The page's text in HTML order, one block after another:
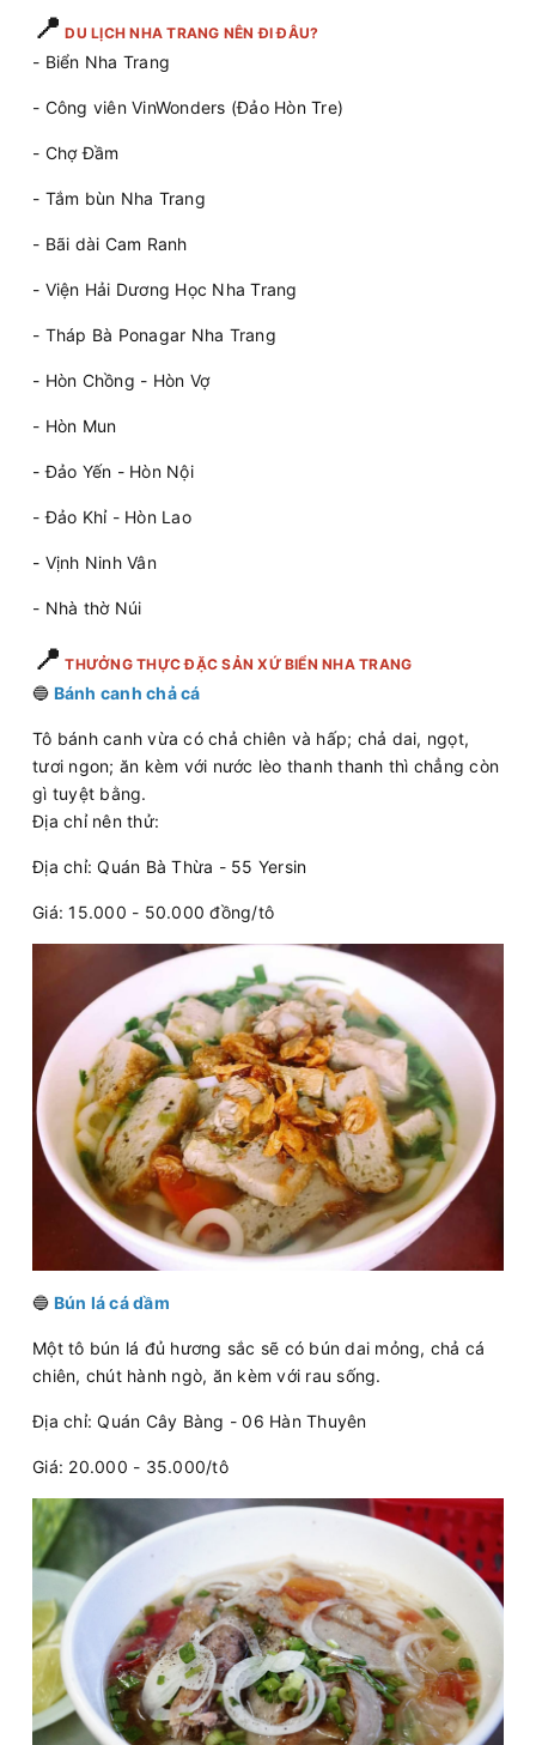
📍 DU LỊCH NHA TRANG NÊN ĐI ĐÂU?
- Biển Nha Trang
- Công viên VinWonders (Đảo Hòn Tre)
- Chợ Đầm
- Tắm bùn Nha Trang
- Bãi dài Cam Ranh
- Viện Hải Dương Học Nha Trang
- Tháp Bà Ponagar Nha Trang
- Hòn Chồng - Hòn Vợ
- Hòn Mun
- Đảo Yến - Hòn Nội
- Đảo Khỉ - Hòn Lao
- Vịnh Ninh Vân
- Nhà thờ Núi
📍 THƯỞNG THỰC ĐẶC SẢN XỨ BIỂN NHA TRANG
🔵 Bánh canh chả cá
Tô bánh canh vừa có chả chiên và hấp; chả dai, ngọt,
tươi ngon; ăn kèm với nước lèo thanh thanh thì chẳng còn
gì tuyệt bằng.
Địa chỉ nên thử:
Địa chỉ: Quán Bà Thừa - 55 Yersin
Giá: 15.000 - 50.000 đồng/tô
🔵 Bún lá cá dầm
Một tô bún lá đủ hương sắc sẽ có bún dai mỏng, chả cá
chiên, chút hành ngò, ăn kèm với rau sống.
Địa chỉ: Quán Cây Bàng - 06 Hàn Thuyên
Giá: 20.000 - 35.000/tô